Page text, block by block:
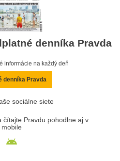
denníka Pravda
informácie na každý deň
denníka Pravda
sociálne siete
čítajte Pravdu pohodlne aj v
mobile